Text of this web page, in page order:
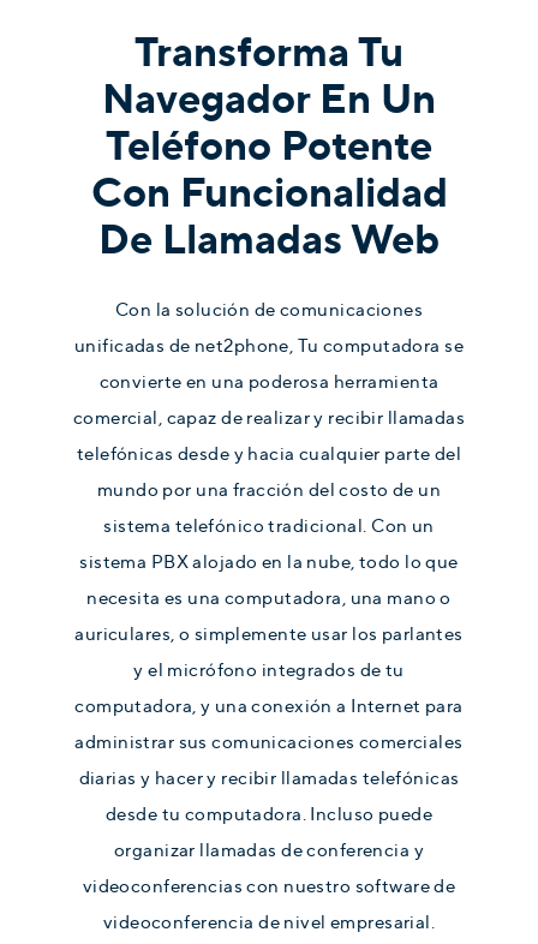
Transforma Tu
Navegador En Un
Teléfono Potente
Con Funcionalidad
De Llamadas Web
Con la solución de comunicaciones
unificadas de net2phone, Tu computadora se
convierte en una poderosa herramienta
comercial, capaz de realizar y recibir llamadas
telefónicas desde y hacia cualquier parte del
mundo por una fracción del costo de un
sistema telefónico tradicional. Con un
sistema PBX alojado en la nube, todo lo que
necesita es una computadora, una mano o
auriculares, o simplemente usar los parlantes
y el micrófono integrados de tu
computadora, y una conexión a Internet para
administrar sus comunicaciones comerciales
diarias y hacer y recibir llamadas telefónicas
desde tu computadora. Incluso puede
organizar llamadas de conferencia y
videoconferencias con nuestro software de
videoconferencia de nivel empresarial.